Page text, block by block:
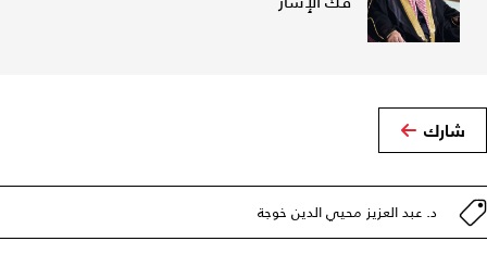
شارك
د. عبد العزيز محيي الدين خوجة